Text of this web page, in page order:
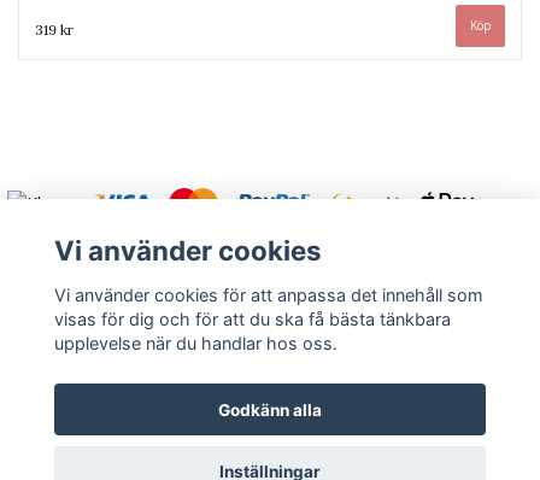
319 kr
Varmt välkommen att kontakta oss.
Vi använder cookies
Vi använder cookies för att anpassa det innehåll som
visas för dig och för att du ska få bästa tänkbara
upplevelse när du handlar hos oss.
Godkänn alla
Inställningar